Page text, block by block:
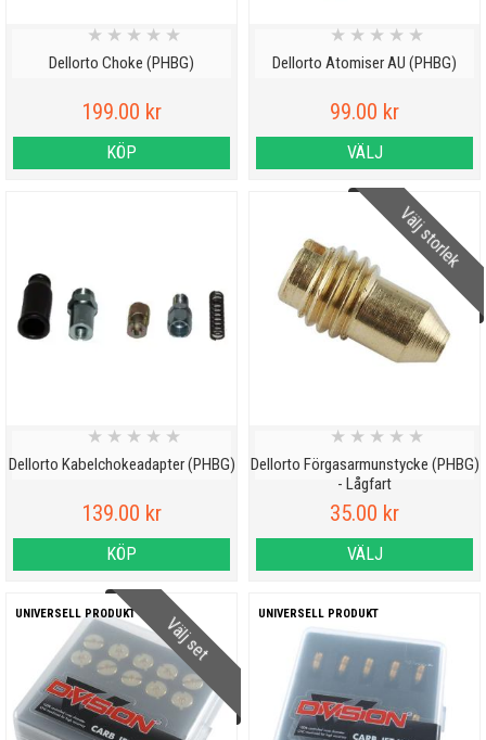
Dellorto Choke (PHBG)
★ ★ ★ ★ ★
199.00 kr
KÖP
Dellorto Atomiser AU (PHBG)
★ ★ ★ ★ ★
99.00 kr
VÄLJ
Dellorto Kabelchokeadapter (PHBG)
★ ★ ★ ★ ★
139.00 kr
KÖP
Välj storlek
Dellorto Förgasarmunstycke (PHBG)
- Lågfart
★ ★ ★ ★ ★
35.00 kr
VÄLJ
Välj set
UNIVERSELL PRODUKT UNIVERSELL PRODUKT